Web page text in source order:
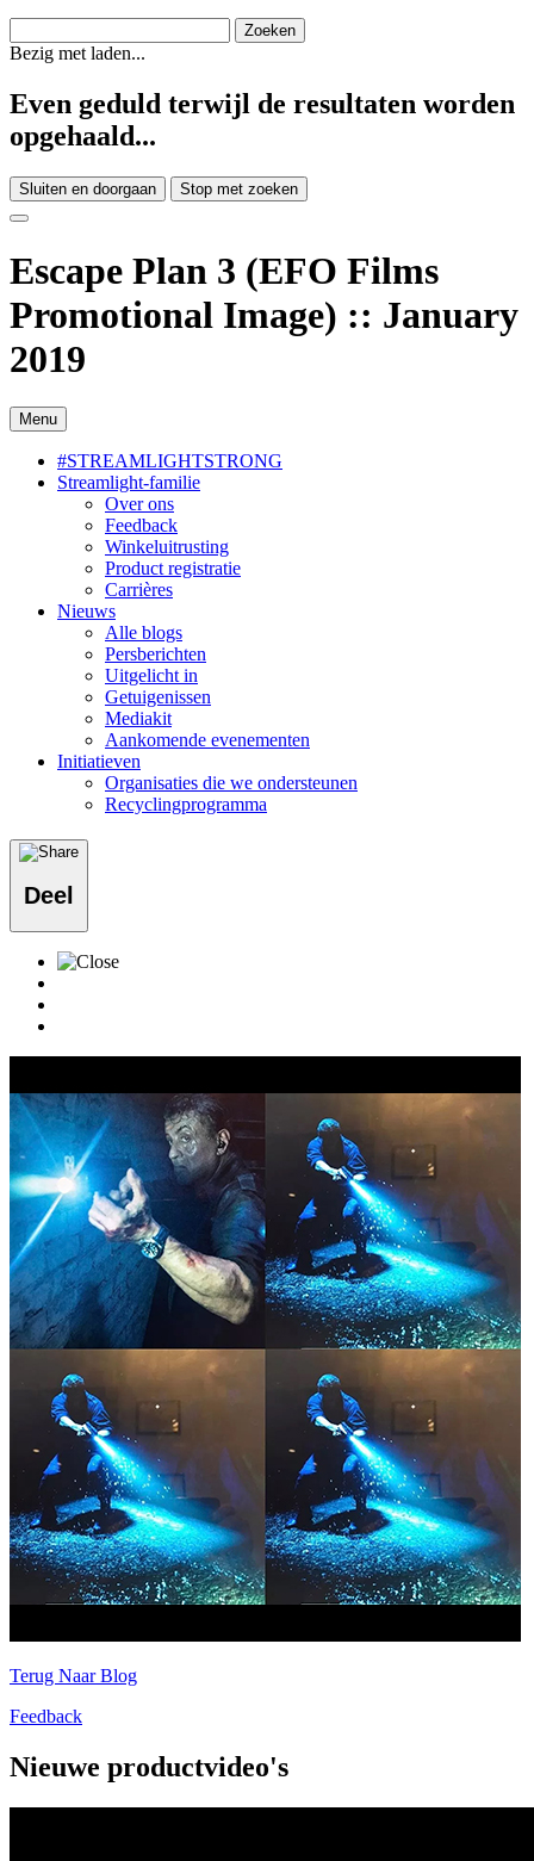
Bezig met laden...
Even geduld terwijl de resultaten worden
opgehaald...
Sluiten en doorgaan Stop met zoeken
Escape Plan 3 (EFO Films
Promotional Image) :: January
2019
Menu
#STREAMLIGHTSTRONG
Streamlight-familie
Over ons
Feedback
Winkeluitrusting
Product registratie
Carrières
Nieuws
Alle blogs
Persberichten
Uitgelicht in
Getuigenissen
Mediakit
Aankomende evenementen
Initiatieven
Organisaties die we ondersteunen
Recyclingprogramma
Deel
Terug Naar Blog
Feedback
Nieuwe productvideo's